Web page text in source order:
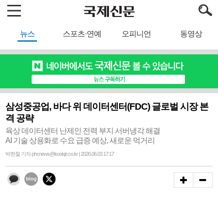
뉴스 스포츠·연예 오피니언 동영상
삼성중공업, 바다 위 데이터센터(FDC) 글로벌 시장 본
격 공략
육상 데이터센터 난제인 전력 부지 서버냉각 해결
AI 기술 상용화로 수요 급증 예상, 새로운 먹거리
박현철 기자 phcnews@kookje.co.kr | 2026.06.03 17:17